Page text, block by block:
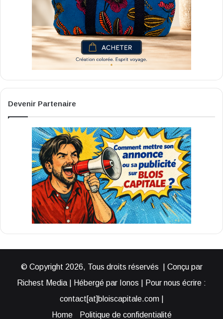
Devenir Partenaire
© Copyright 2026, Tous droits réservés | Conçu par
Richest Media | Hébergé par Ionos | Pour nous écrire :
contact[at]bloiscapitale.com |
Home
Politique de confidentialité